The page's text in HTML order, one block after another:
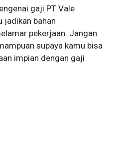
gaji PT Vale
jadikan bahan
pekerjaan. Jangan
supaya kamu bisa
impian dengan gaji